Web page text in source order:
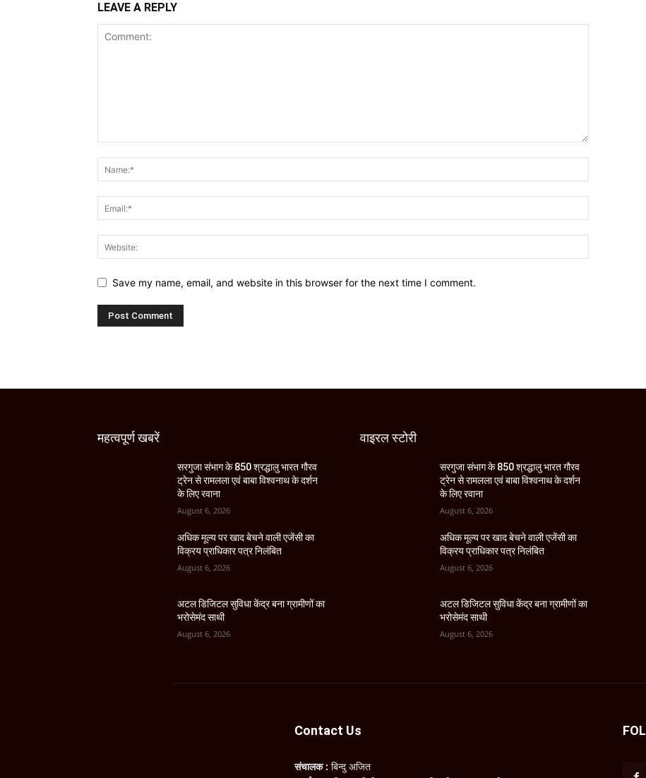
LEAVE A REPLY
Save my name, email, and website in this browser for the next time I comment.
महत्वपूर्ण खबरें
सरगुजा संभाग के 850 श्रद्धालु भारत गौरव
ट्रेन से रामलला एवं बाबा विश्वनाथ के दर्शन
के लिए रवाना
August 6, 2026
अधिक मूल्य पर खाद बेचने वाली एजेंसी का
विक्रय प्राधिकार पत्र निलंबित
August 6, 2026
अटल डिजिटल सुविधा केंद्र बना ग्रामीणों का
भरोसेमंद साथी
August 6, 2026
वाइरल स्टोरी
सरगुजा संभाग के 850 श्रद्धालु भारत गौरव
ट्रेन से रामलला एवं बाबा विश्वनाथ के दर्शन
के लिए रवाना
August 6, 2026
अधिक मूल्य पर खाद बेचने वाली एजेंसी का
विक्रय प्राधिकार पत्र निलंबित
August 6, 2026
अटल डिजिटल सुविधा केंद्र बना ग्रामीणों का
भरोसेमंद साथी
August 6, 2026
Contact Us
संचालक : बिन्दु अजित